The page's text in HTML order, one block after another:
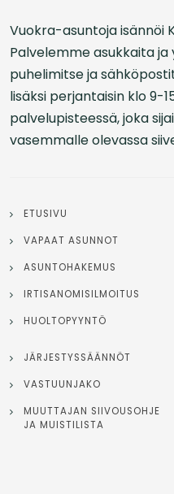
Vuokra-asuntoja isännöi
Palvelemme asukkaita
puhelimitse ja
lisäksi perjantaisin klo 9-
palvelupisteessä, joka
vasemmalle olevassa
ETUSIVU
VAPAAT ASUNNOT
ASUNTOHAKEMUS
IRTISANOMISILMOITUS
HUOLTOPYYNTÖ
JÄRJESTYSSÄÄNNÖT
VASTUUNJAKO
MUUTTAJAN SIIVOUSOHJE
JA MUISTILISTA